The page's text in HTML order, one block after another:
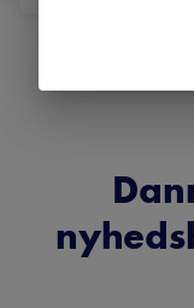
Brug